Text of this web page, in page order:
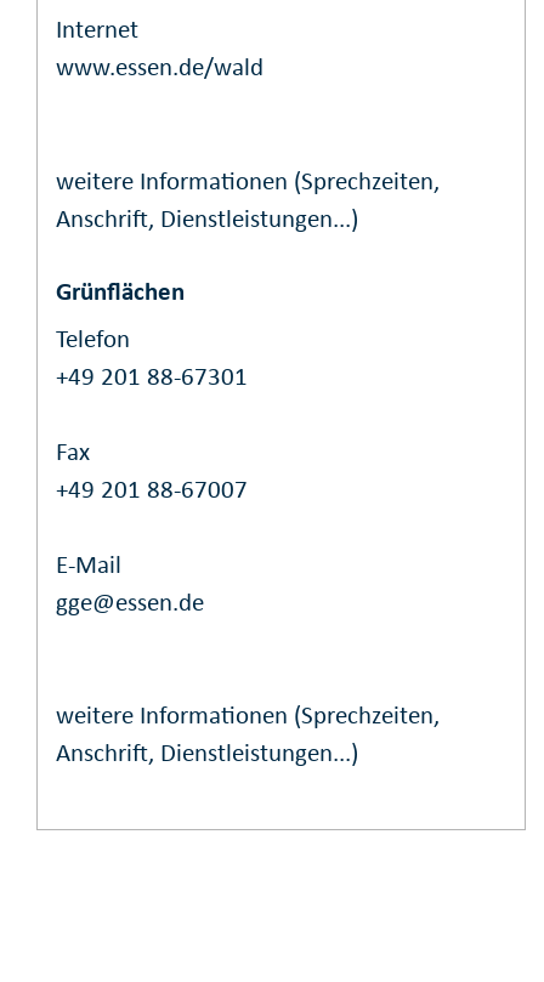
Internet
www.essen.de/wald
weitere Informationen (Sprechzeiten,
Anschrift, Dienstleistungen...)
Grünflächen
Telefon
+49 201 88-67301
Fax
+49 201 88-67007
E-Mail
gge@essen.de
weitere Informationen (Sprechzeiten,
Anschrift, Dienstleistungen...)